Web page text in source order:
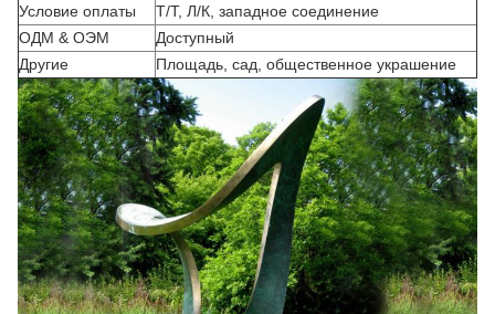
Условие оплаты
Т/Т, Л/К, западное соединение
ОДМ & ОЭМ
Доступный
Другие
Площадь, сад, общественное украшение